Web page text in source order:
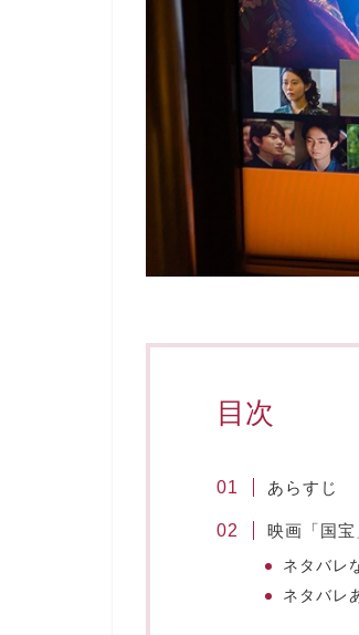
目次
あらすじ
映画「国
ネタバレ
ネタバレ